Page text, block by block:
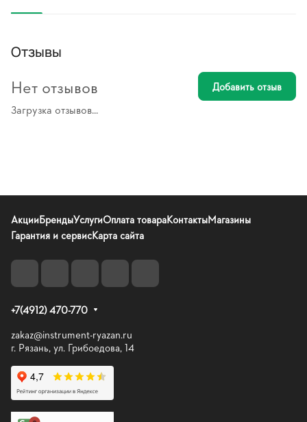
Отзывы
Загрузка отзывов...
Нет отзывов Добавить отзыв
АкцииБрендыУслугиОплата товараКонтактыМагазины
Гарантия и сервисКарта сайта
+7(4912) 470-770
zakaz@instrument-ryazan.ru
г. Рязань, ул. Грибоедова, 14